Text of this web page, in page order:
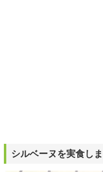
シルベーヌを実食し